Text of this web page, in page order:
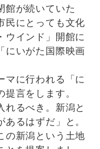
館が続いていた
民にとっても文化
ウインド」開館に
にいがた国際映画
に行われる「に
言をします。
れるべき。新潟と
るはずだ」と。
の新潟という土地